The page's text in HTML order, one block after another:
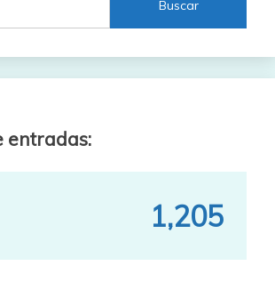
entradas:
1,205